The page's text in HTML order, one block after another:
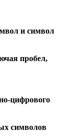
и символ
пробел,
цифрового
символов